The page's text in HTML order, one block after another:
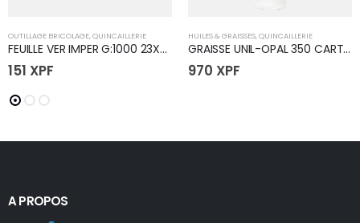
OUTILLAGE BRICOLAGE, QUINCAILLERIE
FEUILLE VER IMPER G:1000 23X28
151 XPF
HUILES & GRAISSES, QUINCAILLERIE
GRAISSE UNIL-OPAL 350 CART 400G(24)
970 XPF
A PROPOS